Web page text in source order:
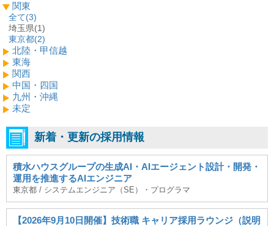
関東
全て(3)
埼玉県(1)
東京都(2)
北陸・甲信越
東海
関西
中国・四国
九州・沖縄
未定
新着・更新の採用情報
積水ハウスグループの生成AI・AIエージェント設計・開発・
運用を推進するAIエンジニア
東京都 / システムエンジニア（SE）・プログラマ
【2026年9月10日開催】技術職 キャリア採用ラウンジ（説明